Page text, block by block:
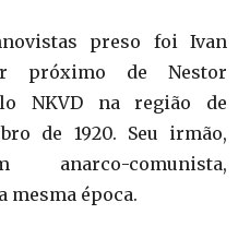
preso foi Ivan
próximo de Nestor
NKVD na região de
de 1920. Seu irmão,
comunista,
mesma época.